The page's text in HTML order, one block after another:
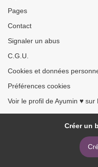
Pages
Contact
Signaler un abus
C.G.U.
Cookies et données
Préférences cookies
Voir le profil de Ayumin ♥ sur
Créer un